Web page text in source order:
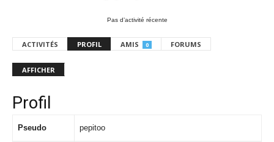
Pas d’activité récente
ACTIVITÉS PROFIL AMIS 0 FORUMS
AFFICHER
Profil
Pseudo pepitoo